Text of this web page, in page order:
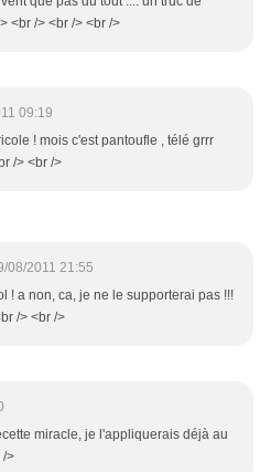
<br /> <br /> <br />
09:19
! mois c'est pantoufle , télé grrr
/> <br />
08/2011 21:55
! a non, ca, je ne le supporterai pas !!!
/> <br />
miracle, je l'appliquerais déjà au
/>